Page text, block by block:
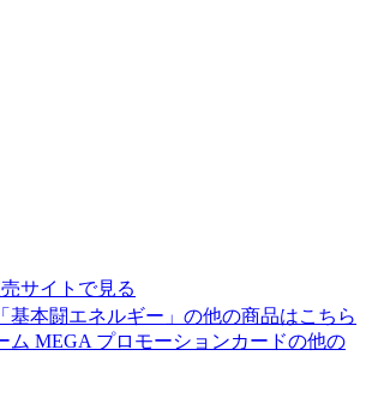
サイトで見る
「 基本闘エネルギー 」の他の商品はこちら
ム MEGA プロモーションカードの他の